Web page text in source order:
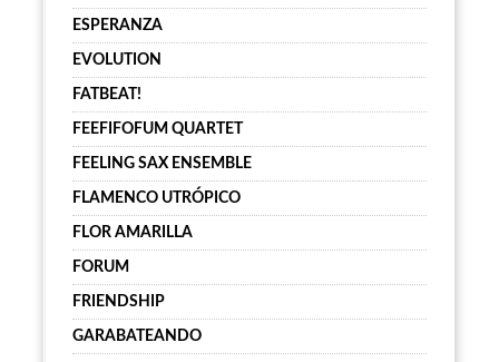
ESPERANZA
EVOLUTION
FATBEAT!
FEEFIFOFUM QUARTET
FEELING SAX ENSEMBLE
FLAMENCO UTRÓPICO
FLOR AMARILLA
FORUM
FRIENDSHIP
GARABATEANDO